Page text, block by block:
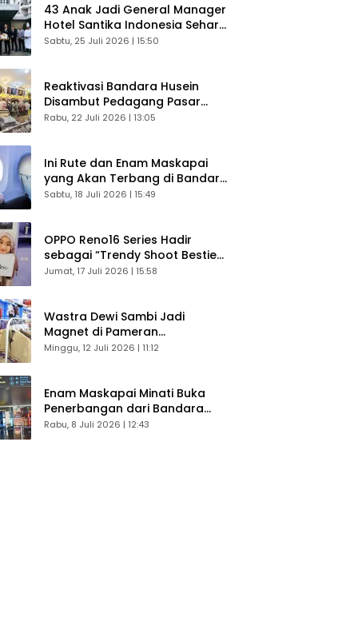
43 Anak Jadi General Manager
Hotel Santika Indonesia Sehari
Sukses Digelar
Sabtu, 25 Juli 2026 | 15:50
Reaktivasi Bandara Husein
Disambut Pedagang Pasar
Baru, Diyakini Bangkitkan
Rabu, 22 Juli 2026 | 13:05
Ini Rute dan Enam Maskapai
yang Akan Terbang di Bandara
Husein Sastranegara
Sabtu, 18 Juli 2026 | 15:49
OPPO Reno16 Series Hadir
sebagai “Trendy Shoot Bestie”,
Bikin Konten Kreator Makin
Jumat, 17 Juli 2026 | 15:58
Wastra Dewi Sambi Jadi
Magnet di Pameran
Dekranasda, Banyak Diminati
Minggu, 12 Juli 2026 | 11:12
Enam Maskapai Minati Buka
Penerbangan dari Bandara
Husein Sastranegara
Rabu, 8 Juli 2026 | 12:43